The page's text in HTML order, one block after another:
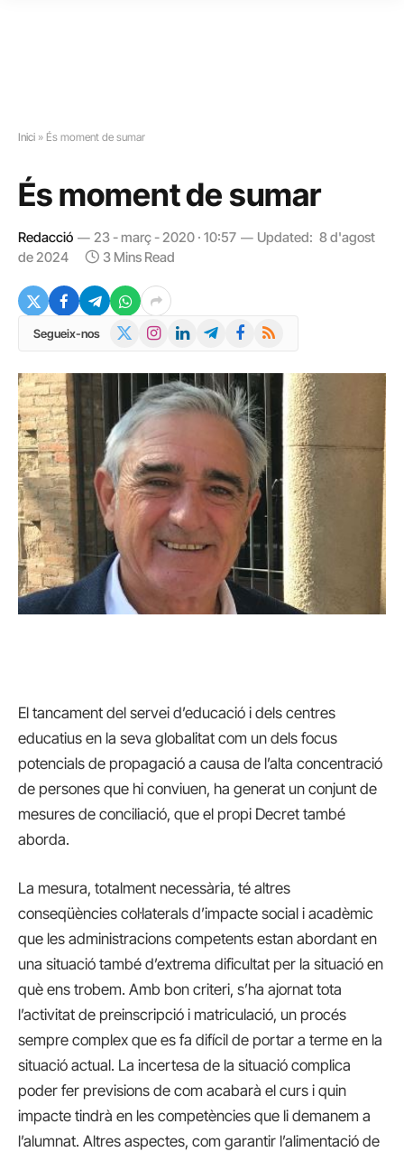
Inici » És moment de sumar
És moment de sumar
Redacció 23 - març - 2020 · 10:57 Updated: 8 d'agost
de 2024
3 Mins Read
Segueix-nos InstagramLinkedInTelegramFacebook
RSS
El tancament del servei d’educació i dels centres
educatius en la seva globalitat com un dels focus
potencials de propagació a causa de l’alta concentració
de persones que hi conviuen, ha generat un conjunt de
mesures de conciliació, que el propi Decret també
aborda.
La mesura, totalment necessària, té altres
conseqüències col·laterals d’impacte social i acadèmic
que les administracions competents estan abordant en
una situació també d’extrema dificultat per la situació en
què ens trobem. Amb bon criteri, s’ha ajornat tota
l’activitat de preinscripció i matriculació, un procés
sempre complex que es fa difícil de portar a terme en la
situació actual. La incertesa de la situació complica
poder fer previsions de com acabarà el curs i quin
impacte tindrà en les competències que li demanem a
l’alumnat. Altres aspectes, com garantir l’alimentació de